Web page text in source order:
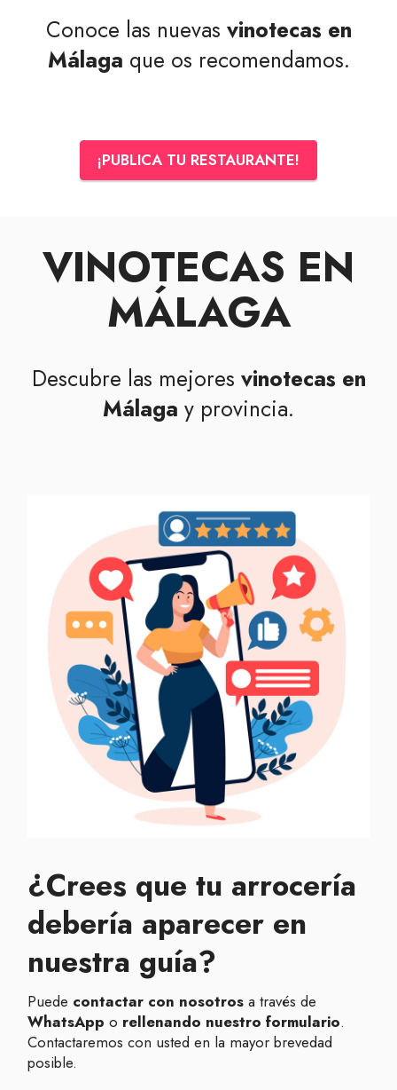
Conoce las nuevas vinotecas en
Málaga que os recomendamos.
¡PUBLICA TU RESTAURANTE!
VINOTECAS EN
MÁLAGA
Descubre las mejores vinotecas en
Málaga y provincia.
¿Crees que tu arrocería
debería aparecer en
nuestra guía?
Puede contactar con nosotros a través de
WhatsApp o rellenando nuestro formulario.
Contactaremos con usted en la mayor brevedad
posible.